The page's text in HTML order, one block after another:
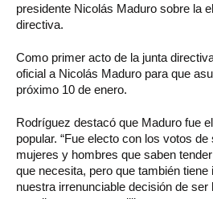
presidente Nicolás Maduro sobre la
directiva.
Como primer acto de la junta
oficial a Nicolás Maduro para que
próximo 10 de enero.
Rodríguez destacó que Maduro fue
popular. “Fue electo con los votos de
mujeres y hombres que saben
que necesita, pero que también tiene
nuestra irrenunciable decisión de